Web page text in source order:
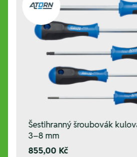
Šestihranný šroubovák
3–8 mm
855,00 Kč